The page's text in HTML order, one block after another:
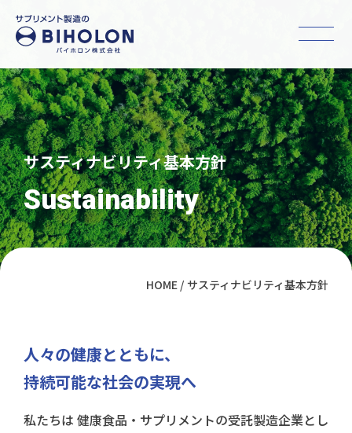
サスティナビリティ基本方針
Sustainability
HOME サスティナビリティ基本方針
人々の健康とともに、
持続可能な社会の実現へ
私たちは 健康食品・サプリメントの受託製造企業とし